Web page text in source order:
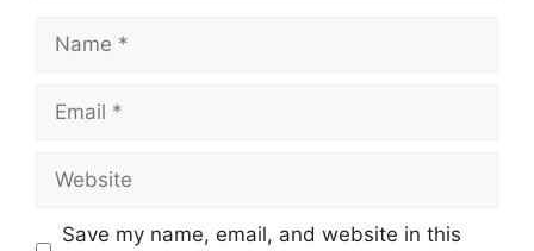
Name
Email
Website
Save my name, email, and website in this